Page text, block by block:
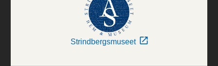
Strindbergsmuseet